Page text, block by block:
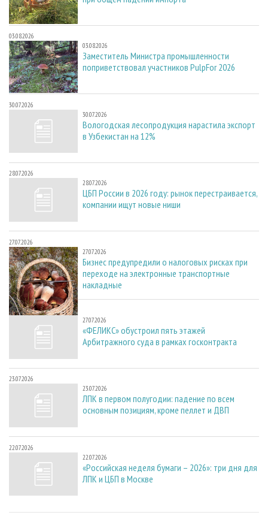
03.08.2026
03.08.2026
Заместитель Министра промышленности
поприветствовал участников PulpFor 2026
30.07.2026
30.07.2026
Вологодская лесопродукция нарастила экспорт
в Узбекистан на 12%
28.07.2026
28.07.2026
ЦБП России в 2026 году: рынок перестраивается,
компании ищут новые ниши
27.07.2026
27.07.2026
Бизнес предупредили о налоговых рисках при
переходе на электронные транспортные
накладные
27.07.2026
27.07.2026
«ФЕЛИКС» обустроил пять этажей
Арбитражного суда в рамках госконтракта
23.07.2026
23.07.2026
ЛПК в первом полугодии: падение по всем
основным позициям, кроме пеллет и ДВП
22.07.2026
22.07.2026
«Российская неделя бумаги – 2026»: три дня для
ЛПК и ЦБП в Москве